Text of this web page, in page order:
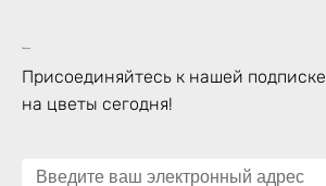
Подписка
Присоединяйтесь к нашей подписке
на цветы сегодня!